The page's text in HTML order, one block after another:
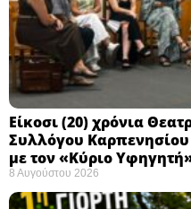
Eίκοσι (20) χρόνια
Συλλόγου
με τον «Κύριο
8 Αυγούστου 2026